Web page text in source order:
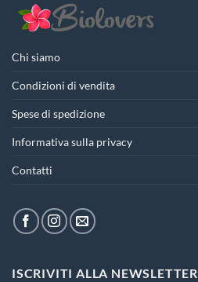
Chi siamo
Condizioni di vendita
Spese di spedizione
Informativa sulla privacy
Contatti
ISCRIVITI ALLA NEWSLETTER